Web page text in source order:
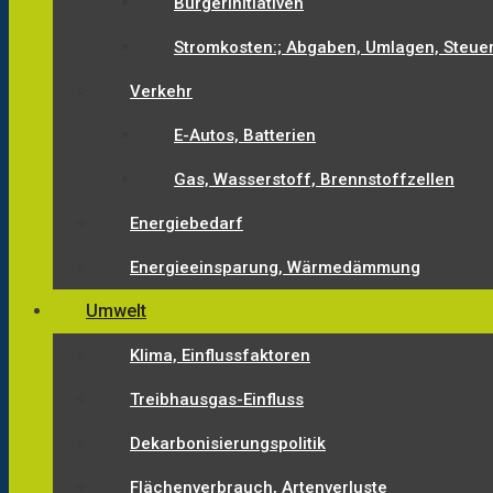
Stromkosten:; Abgaben, Umlagen,
Verkehr
E-Autos, Batterien
Gas, Wasserstoff, Brennstoffzellen
Energiebedarf
Energieeinsparung, Wärmedämmung
Umwelt
Klima, Einflussfaktoren
Treibhausgas-Einfluss
Dekarbonisierungspolitik
Flächenverbrauch, Artenverluste